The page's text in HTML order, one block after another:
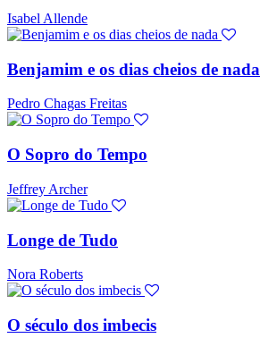
Isabel Allende
Benjamim e os dias cheios de nada
Pedro Chagas Freitas
O Sopro do Tempo
Jeffrey Archer
Longe de Tudo
Nora Roberts
O século dos imbecis